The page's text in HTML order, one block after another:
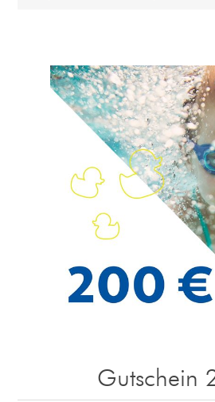
Gutschein